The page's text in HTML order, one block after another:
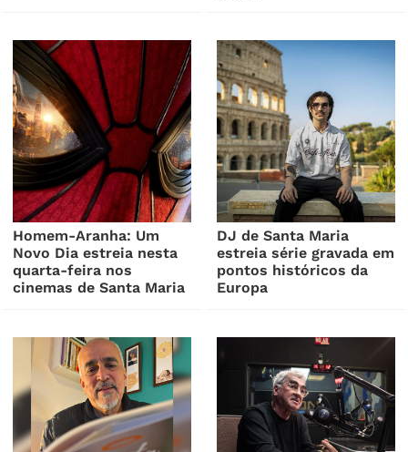
Homem-Aranha: Um
Novo Dia estreia nesta
quarta-feira nos
cinemas de Santa Maria
DJ de Santa Maria
estreia série gravada em
pontos históricos da
Europa